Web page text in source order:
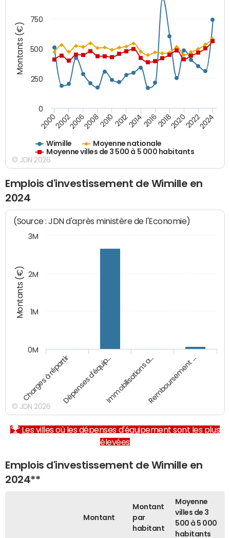
Montants (€)
Wimille
Moyenne nationale
Moyenne villes de 3 500 à 5 000 habitants
200020022006200820102012201420162018202020222024
0
250
500
750
© JDN 2026
Emplois d'investissement de Wimille en
2024
Montants (€)
(Source : JDN d'après ministère de l'Economie)
Charges à répartirDépenses d'équip…Immobilisations a…Remboursement …
0M
1M
2M
3M
© JDN 2026
Les villes où les dépenses d'équipement sont les plus
élevées
Emplois d'investissement de Wimille en
2024**
Montant
Montant
par
habitant
Moyenne
villes de 3
500 à 5 000
habitants